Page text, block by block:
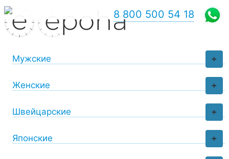
+
Мужские
+
Женские
+
Швейцарские
+
Японские
8 800 500 54 18